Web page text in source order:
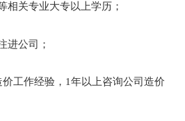
相关专业大专以上学历；
进公司；
工作经验，1年以上咨询公司造价